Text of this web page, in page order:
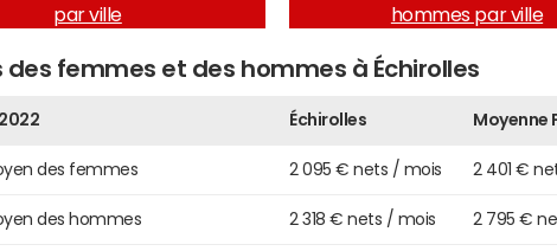
par ville
hommes par ville
des femmes et des hommes à Échirolles
Échirolles Moyenne
des femmes 2 095 € nets / mois 2 401 €
des hommes 2 318 € nets / mois 2 795 €